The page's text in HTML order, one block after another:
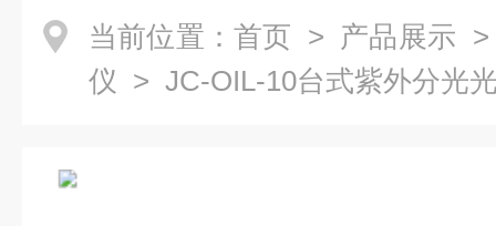
当前位置： 首页 > 产品展示
仪 > JC-OIL-10台式紫外分光